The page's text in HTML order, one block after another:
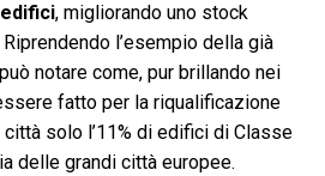
, migliorando uno stock
l’esempio della già
notare come, pur brillando nei
fatto per la riqualificazione
solo l’11% di edifici di Classe
delle grandi città europee.